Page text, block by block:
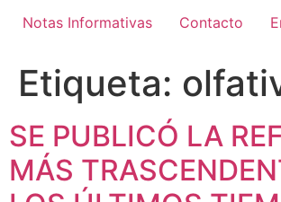
Notas Informativas
Contacto
Etiqueta:
SE PUBLICÓ LA
MÁS